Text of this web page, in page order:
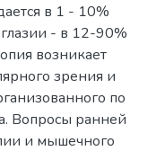
в 1 - 10%
- в 12-90%
возникает
зрения и
по
Вопросы ранней
и мышечного